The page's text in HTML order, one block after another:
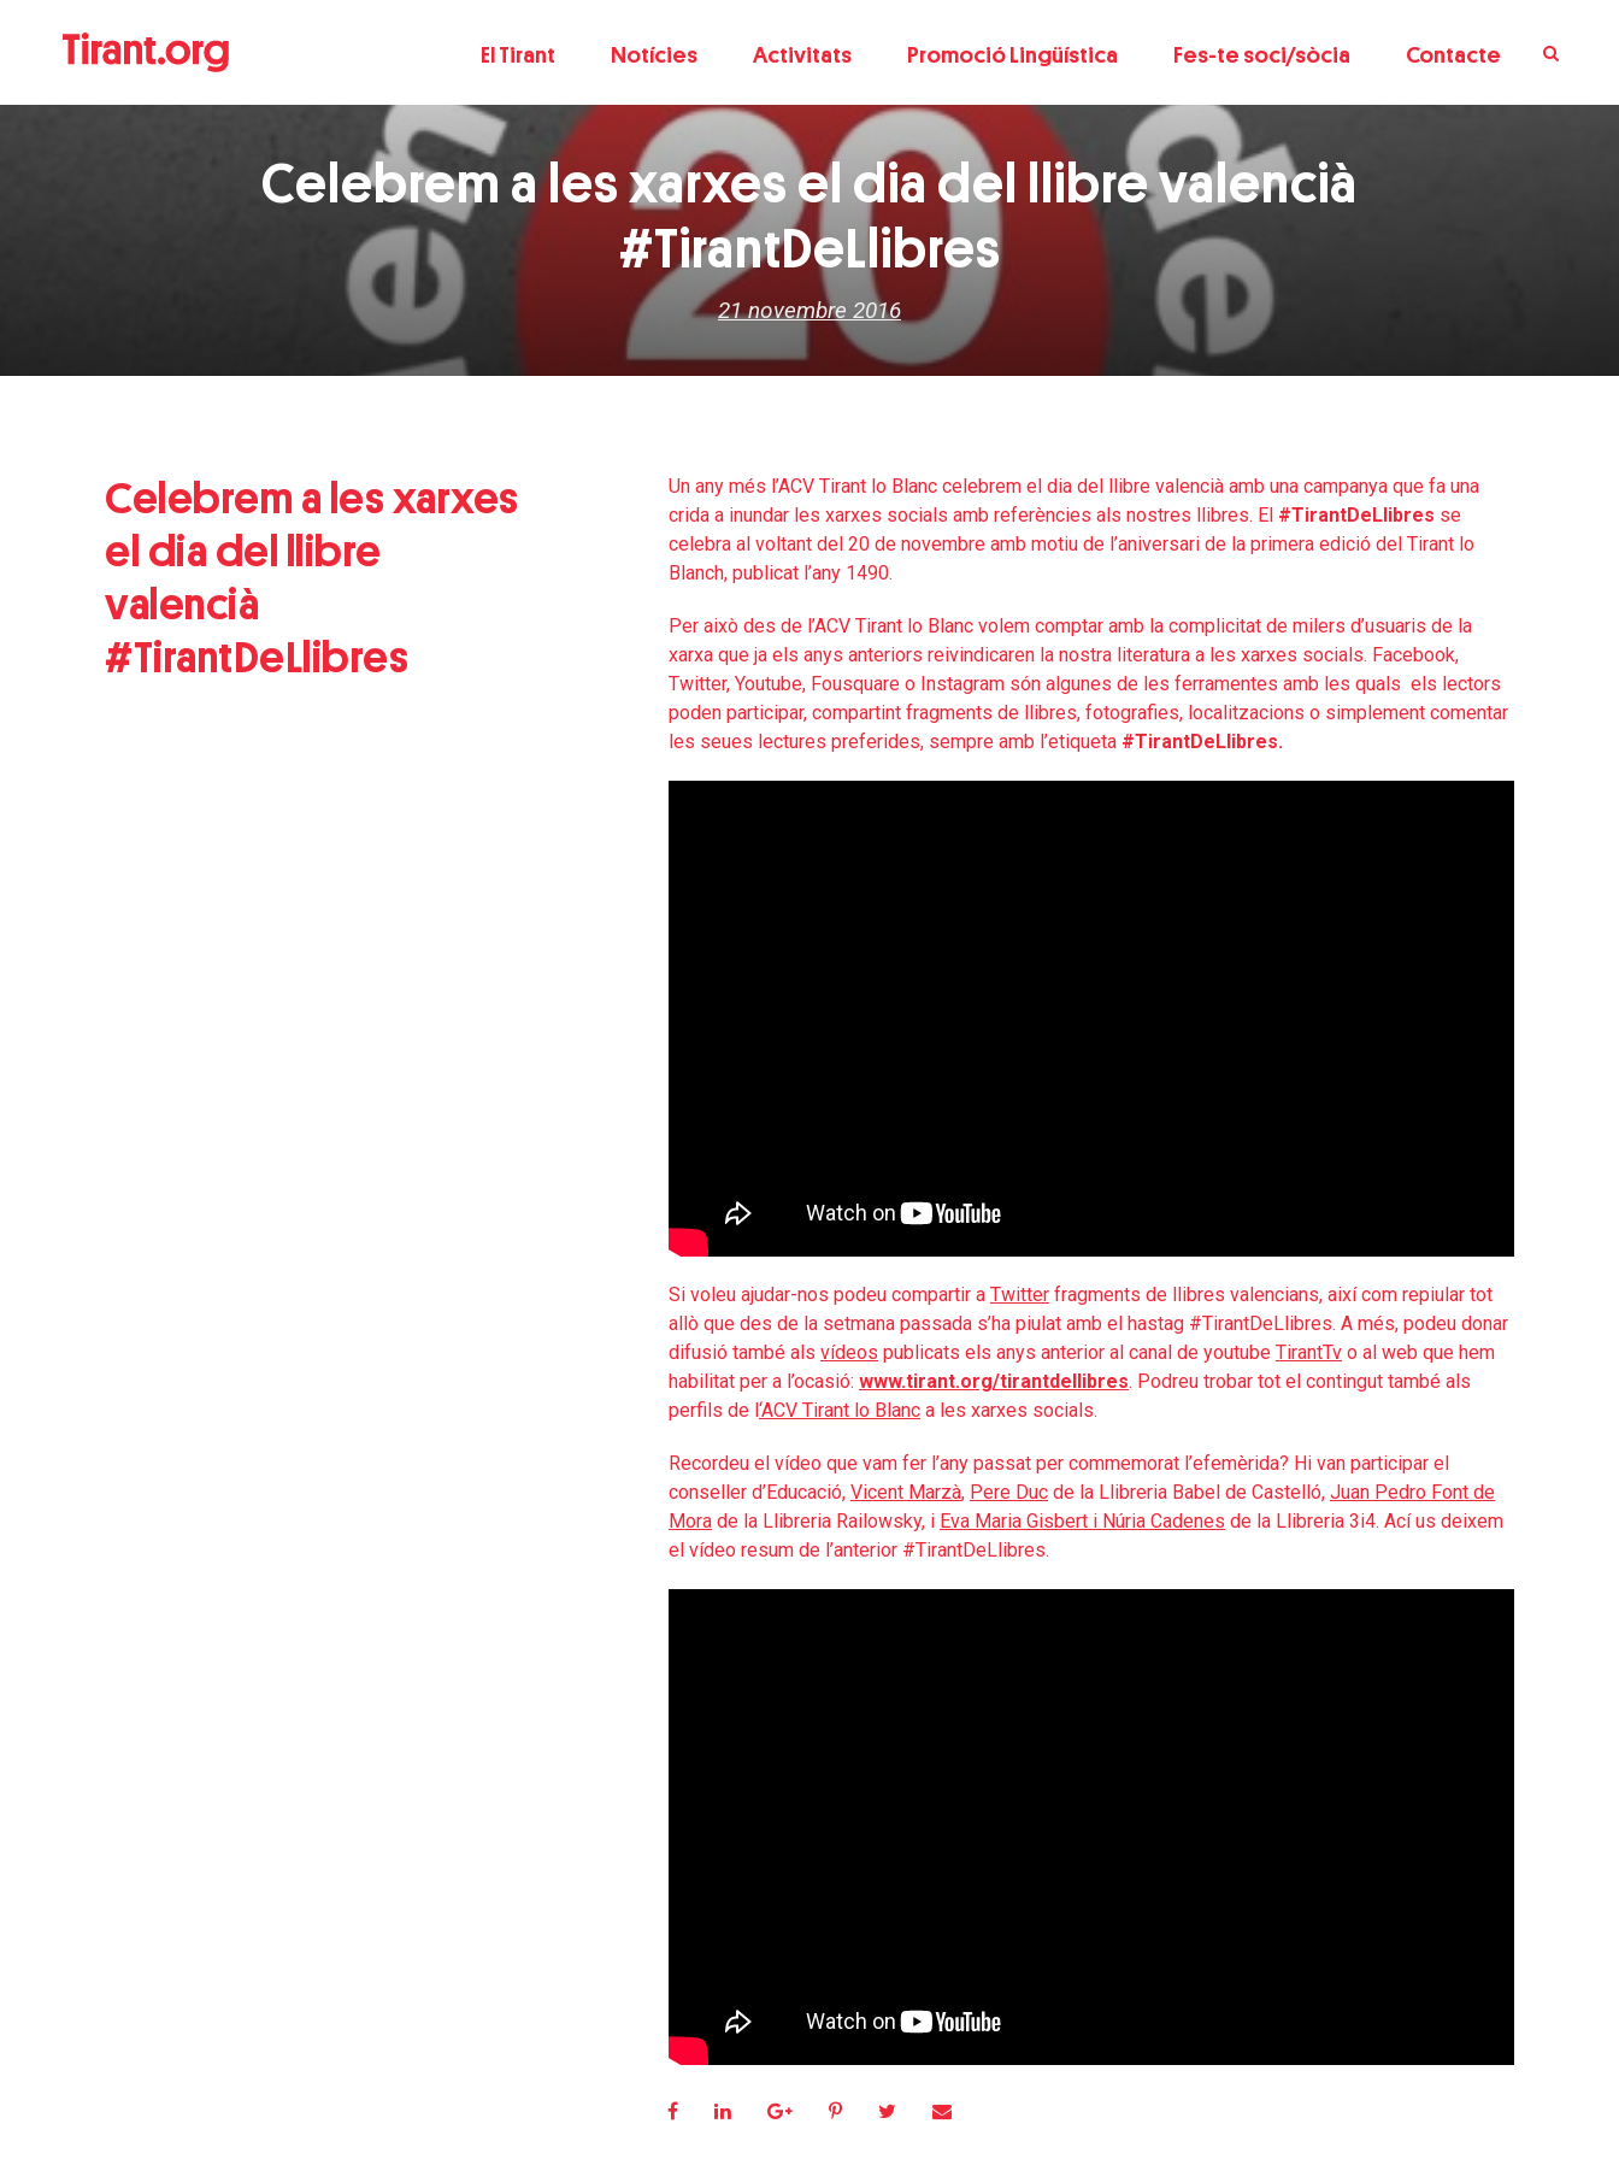
El Tirant Notícies Activitats Promoció Lingüística Fes-te soci/sòcia Contacte
Celebrem a les xarxes el dia del llibre valencià
#TirantDeLlibres
21 novembre 2016
Celebrem a les xarxes
el dia del llibre
valencià
#TirantDeLlibres
Un any més l’ACV Tirant lo Blanc celebrem el dia del llibre valencià amb una campanya que fa una
crida a inundar les xarxes socials amb referències als nostres llibres. El #TirantDeLlibres se
celebra al voltant del 20 de novembre amb motiu de l’aniversari de la primera edició del Tirant lo
Blanch, publicat l’any 1490.
Per això des de l’ACV Tirant lo Blanc volem comptar amb la complicitat de milers d’usuaris de la
xarxa que ja els anys anteriors reivindicaren la nostra literatura a les xarxes socials. Facebook,
Twitter, Youtube, Fousquare o Instagram són algunes de les ferramentes amb les quals els lectors
poden participar, compartint fragments de llibres, fotografies, localitzacions o simplement comentar
les seues lectures preferides, sempre amb l’etiqueta #TirantDeLlibres.
Si voleu ajudar-nos podeu compartir a Twitter fragments de llibres valencians, així com repiular tot
allò que des de la setmana passada s’ha piulat amb el hastag #TirantDeLlibres. A més, podeu donar
difusió també als vídeos publicats els anys anterior al canal de youtube TirantTv o al web que hem
habilitat per a l’ocasió: www.tirant.org/tirantdellibres. Podreu trobar tot el contingut també als
perfils de l‘ACV Tirant lo Blanc a les xarxes socials.
Recordeu el vídeo que vam fer l’any passat per commemorat l’efemèrida? Hi van participar el
conseller d’Educació, Vicent Marzà, Pere Duc de la Llibreria Babel de Castelló, Juan Pedro Font de
Mora de la Llibreria Railowsky, i Eva Maria Gisbert i Núria Cadenes de la Llibreria 3i4. Ací us deixem
el vídeo resum de l’anterior #TirantDeLlibres.